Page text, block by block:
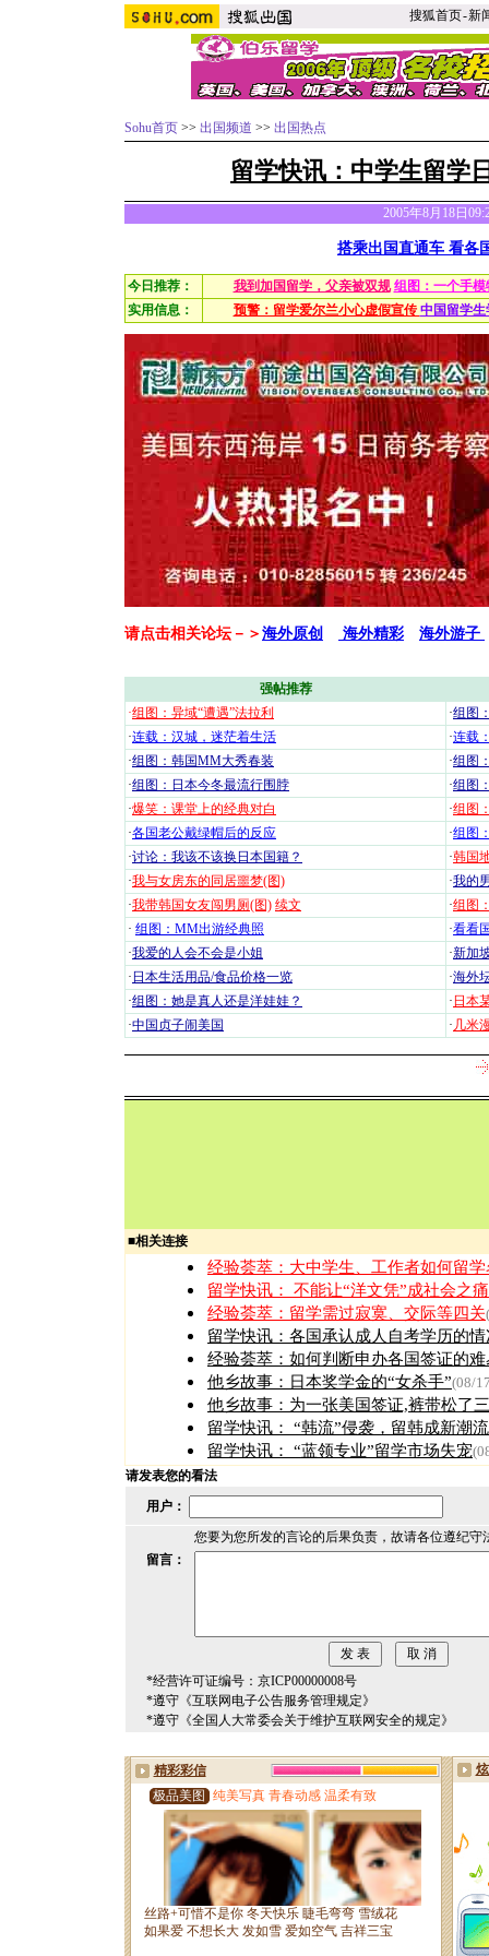
搜狐首页-新
Sohu首页 >> 出国频道 >> 出国热点
留学快讯： 中学生留学
2005年8月18日
搭乘出国直通车 看各
今日推荐： 我到加国留学，父亲被双规 组图：一个手
实用信息：
预警：留学爱尔兰小心虚假宣传 中国留学
请点击相关论坛－＞ 海外原创 海外精彩 海外游子
强帖推荐
·组图：异域“遭遇”法拉利 ·组图
·连载：汉城，迷茫着生活 ·连载
·组图：韩国MM大秀春装 ·组图
·组图：日本今冬最流行围脖 ·组图
·爆笑：课堂上的经典对白 ·组图
·各国老公戴绿帽后的反应 ·组图
·讨论：我该不该换日本国籍？ ·韩国
·我与女房东的同居噩梦(图) ·我的
·我带韩国女友闯男厕(图) 续文 ·组图
· 组图：MM出游经典照 ·看看
·我爱的人会不会是小姐 ·新加
· 日本生活用品/食品价格一览 ·海外
·组图：她是真人还是洋娃娃？ · 日本
·中国贞子闹美国 · 几米
■相关连接
经验荟萃： 大中学生、工作者如何留
留学快讯： 不能让“洋文凭”成社会之痛
经验荟萃： 留学需过寂寞、交际等四关
留学快讯： 各国承认成人自考学历的情
经验荟萃： 如何判断申办各国签证的难
他乡故事： 日本奖学金的“女杀手”(08/
他乡故事： 为一张美国签证,裤带松了
留学快讯： “韩流”侵袭，留韩成新潮流
留学快讯： “蓝领专业”留学市场失宠
请发表您的看法
用户：
您要为您所发的言论的后果负责，故请各位遵纪守
留言：
*经营许可证编号：京ICP00000008号
*遵守《互联网电子公告服务管理规定》
*遵守《全国人大常委会关于维护互联网安全的规定》